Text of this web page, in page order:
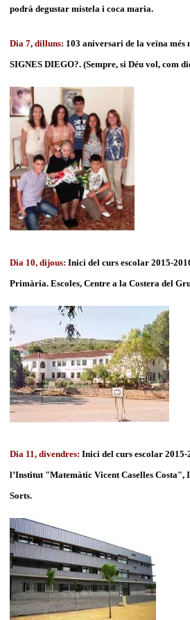
podrà degustar mistela i coca maria.
Dia 7, dilluns: 103 aniversari de la veïna més
SIGNES DIEGO?. (Sempre, si Déu vol, com
Dia 10, dijous: Inici del curs escolar 2015-
Primària. Escoles, Centre a la Costera del
Dia 11, divendres: Inici del curs escolar 2015-
l’Institut "Matemàtic Vicent Caselles Costa",
Sorts.